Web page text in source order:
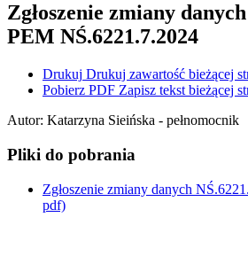
Zgłoszenie zmiany
PEM NŚ.6221.7.2024
Drukuj Drukuj zawartość bieżącej
Pobierz PDF Zapisz tekst bieżącej
Autor: Katarzyna Sieińska - pełnomocnik
Pliki do pobrania
Zgłoszenie zmiany danych
pdf)